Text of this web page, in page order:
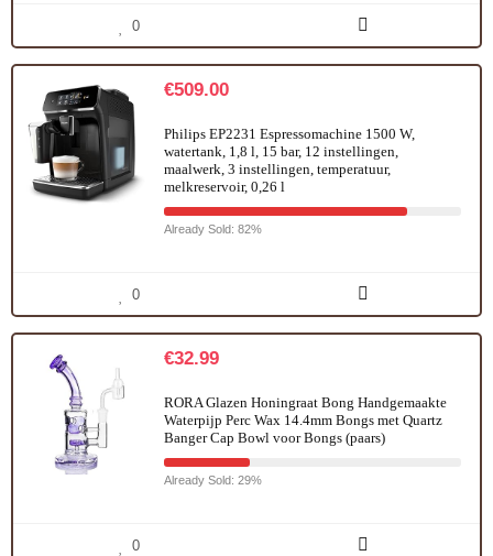
0
€509.00
Philips EP2231 Espressomachine 1500 W,
watertank, 1,8 l, 15 bar, 12 instellingen,
maalwerk, 3 instellingen, temperatuur,
melkreservoir, 0,26 l
Already Sold: 82%
0
€32.99
RORA Glazen Honingraat Bong Handgemaakte
Waterpijp Perc Wax 14.4mm Bongs met Quartz
Banger Cap Bowl voor Bongs (paars)
Already Sold: 29%
0